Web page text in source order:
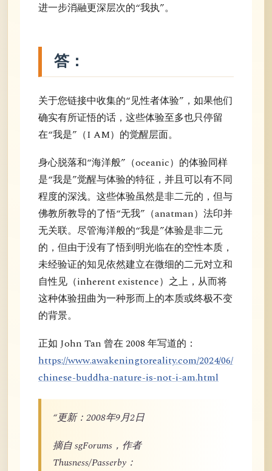
进一步消融更深层次的“我执”。
答：
关于您链接中收集的“见性者体验”，如果他们
确实有所证悟的话，这些体验至多也只停留
在“我是”（I AM）的觉醒层面。
身心脱落和“海洋般”（oceanic）的体验同样
是“我是”觉醒与体验的特征，并且可以有不同
程度的深浅。这些体验虽然是非二元的，但与
佛教所教导的了悟“无我”（anatman）法印并
无关联。尽管海洋般的“我是”体验是非二元
的，但由于没有了悟到明光临在的空性本质，
未经验证的知见依然建立在微细的二元对立和
自性见（inherent existence）之上，从而将
这种体验扭曲为一种形而上的本质或终极不变
的背景。
正如 John Tan 曾在 2008 年写道的：
https://www.awakeningtoreality.com/2024/06/
chinese-buddha-nature-is-not-i-am.html
“更新：2008年9月2日
摘自 sgForums，作者
Thusness/Passerby：